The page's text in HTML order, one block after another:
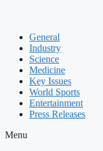
General
Industry
Science
Medicine
Key Issues
World Sports
Entertainment
Press Releases
Menu